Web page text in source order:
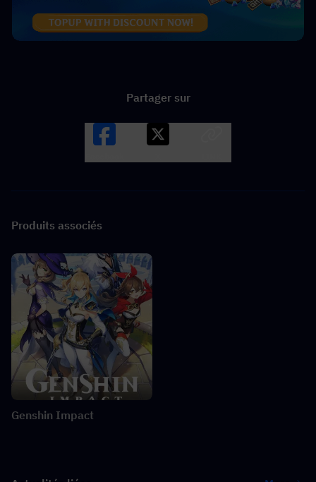
Partager sur
Produits associés
Genshin Impact